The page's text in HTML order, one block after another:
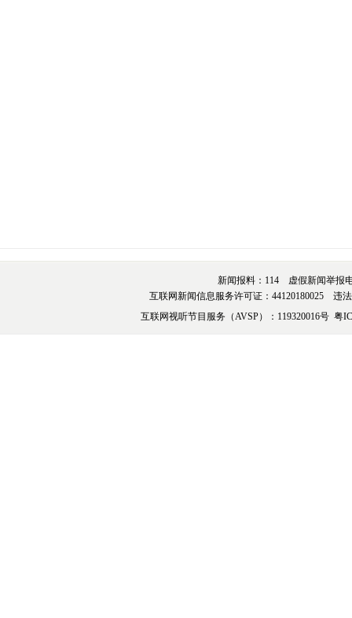
新闻报料：114 虚假新闻举报电
互联网新闻信息服务许可证：44120180025 违
互联网视听节目服务（AVSP）：119320016号粤